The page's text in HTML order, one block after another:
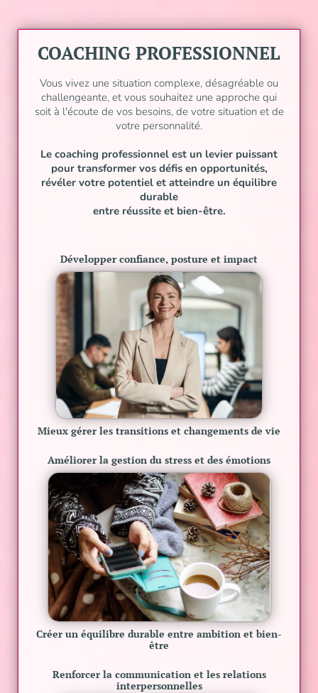
COACHING PROFESSIONNEL
Vous vivez une situation complexe, désagréable ou
challengeante, et vous souhaitez une approche qui
soit à l'écoute de vos besoins, de votre situation et de
votre personnalité.
Le coaching professionnel est un levier puissant
pour transformer vos défis en opportunités,
révéler votre potentiel et atteindre un équilibre
durable
entre réussite et bien-être.
Développer confiance, posture et impact
Mieux gérer les transitions et changements de vie
Améliorer la gestion du stress et des émotions
Créer un équilibre durable entre ambition et bien-
être
Renforcer la communication et les relations
interpersonnelles